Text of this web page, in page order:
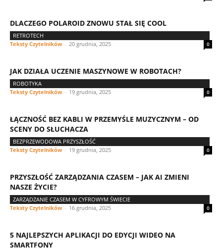
DLACZEGO POLAROID ZNOWU STAŁ SIĘ COOL
RETROTECH
Teksty Czytelników - 20 grudnia, 2025 0
JAK DZIAŁA UCZENIE MASZYNOWE W ROBOTACH?
ROBOTYKA
Teksty Czytelników - 19 grudnia, 2025 0
ŁĄCZNOŚĆ BEZ KABLI W PRZEMYŚLE MUZYCZNYM – OD
SCENY DO SŁUCHACZA
BEZPRZEWODOWA PRZYSZŁOŚĆ
Teksty Czytelników - 19 grudnia, 2025 0
PRZYSZŁOŚĆ ZARZĄDZANIA CZASEM – JAK AI ZMIENI
NASZE ŻYCIE?
ZARZĄDZANIE CZASEM W CYFROWYM ŚWIECIE
Teksty Czytelników - 16 grudnia, 2025 0
5 NAJLEPSZYCH APLIKACJI DO EDYCJI WIDEO NA
SMARTFONY